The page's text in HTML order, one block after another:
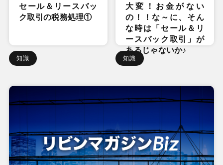
セール＆リースバッ
ク取引の税務処理①
知識
大変！お金がない
の！！な～に、そん
な時は「セール＆リ
ースバック取引」が
あるじゃないか♪
知識